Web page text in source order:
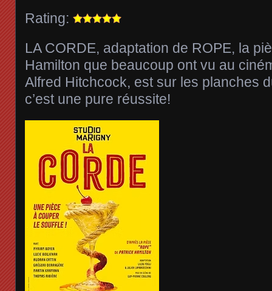
Rating:
LA CORDE, adaptation de ROPE, la
Hamilton que beaucoup ont vu au
Alfred Hitchcock, est sur les planches
c’est une pure réussite!